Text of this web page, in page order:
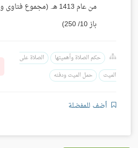
من عام 1413 هـ. (مجموع
باز 10/ 250)
حكم الصلاة وأهميتها
الصلاة على
الميت
حمل الميت ودفنه
أضف للمفضلة